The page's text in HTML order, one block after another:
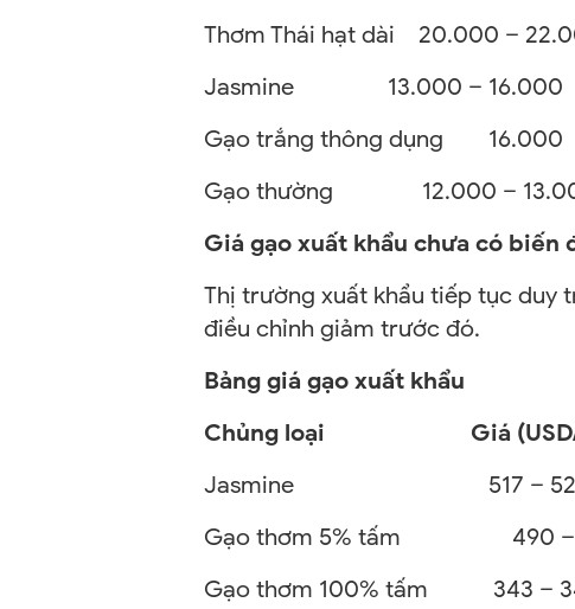
Thơm Thái hạt dài 20.000 –
Jasmine
13.000 – 16.000
Gạo trắng thông dụng
16.000
Gạo thường 12.000 –
Giá gạo xuất khẩu chưa có biến
Thị trường xuất khẩu tiếp tục duy
điều chỉnh giảm trước đó.
Bảng giá gạo xuất khẩu
Chủng loại
Giá (USD/
Jasmine
517 –
Gạo thơm 5% tấm
490
Gạo thơm 100% tấm
343 –